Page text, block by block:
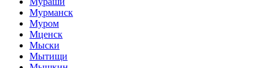
Мурманск
Муром
Мценск
Мыски
Мытищи